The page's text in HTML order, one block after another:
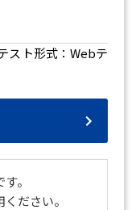
ト形式：Webテ
。
ださい。